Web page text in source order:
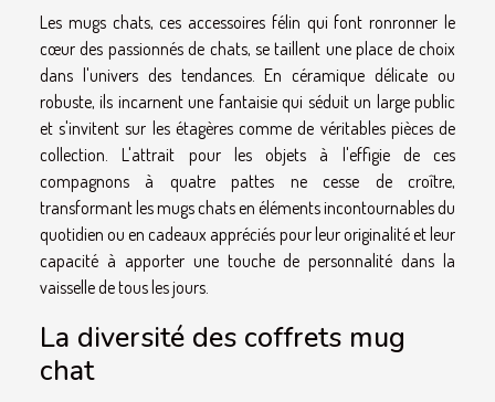
Les mugs chats, ces accessoires félin qui font ronronner le
cœur des passionnés de chats, se taillent une place de choix
dans l'univers des tendances. En céramique délicate ou
robuste, ils incarnent une fantaisie qui séduit un large public
et s'invitent sur les étagères comme de véritables pièces de
collection. L'attrait pour les objets à l'effigie de ces
compagnons à quatre pattes ne cesse de croître,
transformant les mugs chats en éléments incontournables du
quotidien ou en cadeaux appréciés pour leur originalité et leur
capacité à apporter une touche de personnalité dans la
vaisselle de tous les jours.
La diversité des coffrets mug
chat